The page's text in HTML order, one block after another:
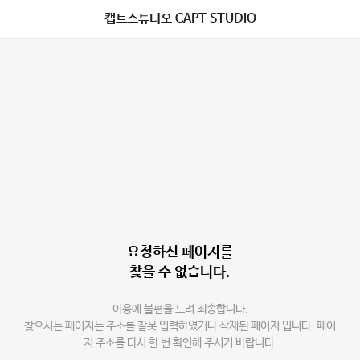
캡트스튜디오 CAPT STUDIO
요청하신 페이지를
찾을 수 없습니다.
이용에 불편을 드려 죄송합니다.
찾으시는 페이지는 주소를 잘못 입력하였거나 삭제된 페이지 입니다. 페이
지 주소를 다시 한 번 확인해 주시기 바랍니다.